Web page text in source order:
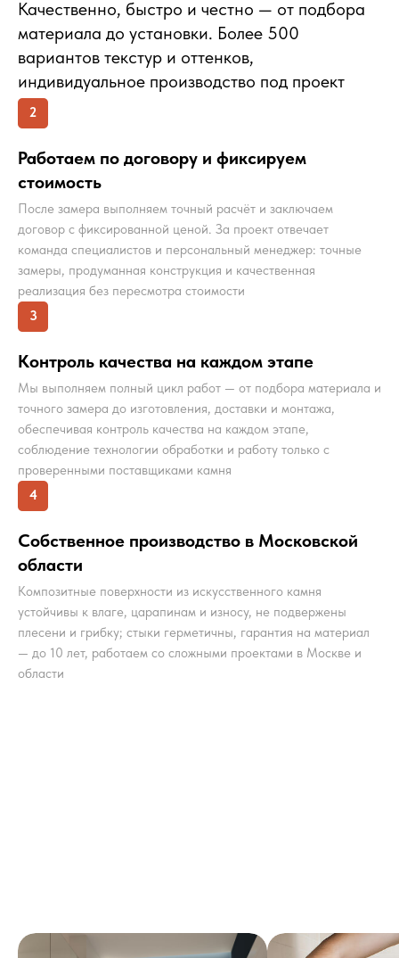
Качественно, быстро и честно — от подбора
материала до установки. Более 500
вариантов текстур и оттенков,
индивидуальное производство под проект
2
Работаем по договору и фиксируем
стоимость
После замера выполняем точный расчёт и заключаем
договор с фиксированной ценой. За проект отвечает
команда специалистов и персональный менеджер: точные
замеры, продуманная конструкция и качественная
реализация без пересмотра стоимости
3
Контроль качества на каждом этапе
Мы выполняем полный цикл работ — от подбора материала и
точного замера до изготовления, доставки и монтажа,
обеспечивая контроль качества на каждом этапе,
соблюдение технологии обработки и работу только с
проверенными поставщиками камня
4
Собственное производство в Московской
области
Композитные поверхности из искусственного камня
устойчивы к влаге, царапинам и износу, не подвержены
плесени и грибку; стыки герметичны, гарантия на материал
— до 10 лет, работаем со сложными проектами в Москве и
области